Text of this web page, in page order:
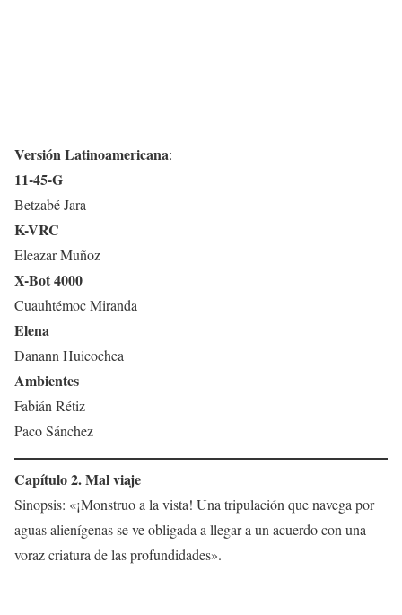
Versión Latinoamericana:
11-45-G
Betzabé Jara
K-VRC
Eleazar Muñoz
X-Bot 4000
Cuauhtémoc Miranda
Elena
Danann Huicochea
Ambientes
Fabián Rétiz
Paco Sánchez
Capítulo 2. Mal viaje
Sinopsis: «¡Monstruo a la vista! Una tripulación que navega por
aguas alienígenas se ve obligada a llegar a un acuerdo con una
voraz criatura de las profundidades».